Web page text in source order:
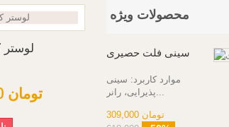
محصولات ویژه
سینی فلت حصیری
موارد کاربرد: سینی
پذیرایی، رانر...
309,000 تومان
1,216,800 تومان